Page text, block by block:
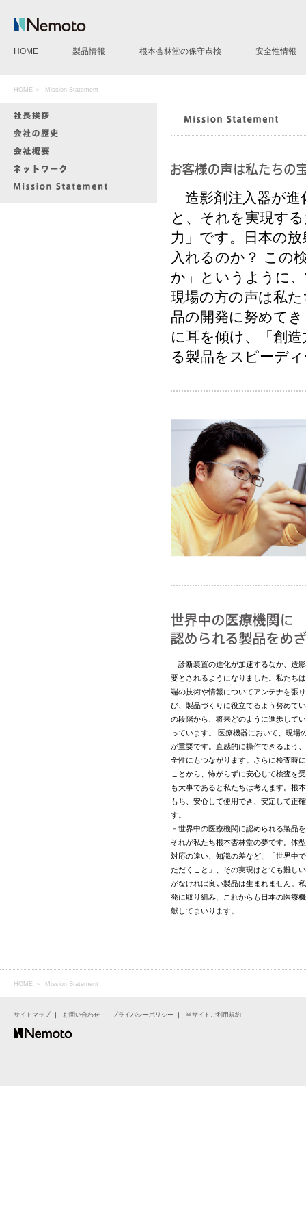
HOME
製品情報
根本杏林堂の保守点検 安全性情報
HOME ＞ Mission Statement
造影剤注入器が進
と、それを実現す
力」です。日本の
入れるのか？ この
か」というように
現場の方の声は私
品の開発に努めて
に耳を傾け、「創
る製品をスピーデ
診断装置の進化が加速するなか、造
要とされるようになりました。私たち
端の技術や情報についてアンテナを張
び、製品づくりに役立てるよう努めて
の段階から、将来どのように進歩して
っています。 医療機器において、現場
が重要です。直感的に操作できるよう
全性にもつながります。さらに検査時
ことから、怖がらずに安心して検査を
も大事であると私たちは考えます。根
もち、安心して使用でき、安定して正
す。
－世界中の医療機関に認められる製品
それが私たち根本杏林堂の夢です。体
対応の違い、知識の差など、「世界中
ただくこと」、その実現はとても難し
がなければ良い製品は生まれません。
発に取り組み、これからも日本の医療
献してまいります。
HOME ＞ Mission Statement
サイトマップ｜ お問い合わせ ｜ プライバシーポリシー ｜ 当サイトご利用規約